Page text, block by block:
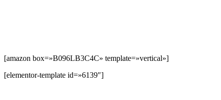
[amazon box=»B096LB3C4C» template=»vertical»]
[elementor-template id=»6139″]